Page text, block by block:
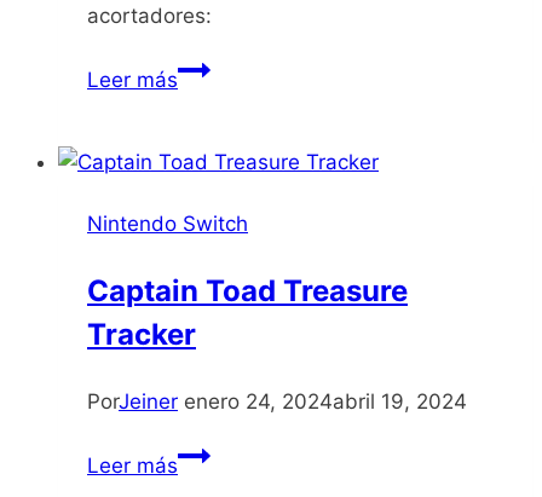
acortadores:
Leer másGurei
Nintendo Switch
Captain Toad Treasure
Tracker
PorJeiner enero 24, 2024abril 19, 2024
Leer másCaptain